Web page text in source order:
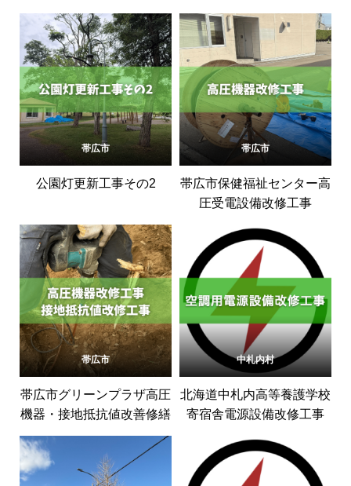
帯広市
公園灯更新工事その2
帯広市
帯広市保健福祉センター高
圧受電設備改修工事
帯広市
帯広市グリーンプラザ高圧
機器・接地抵抗値改善修繕
中札内村
北海道中札内高等養護学校
寄宿舎電源設備改修工事